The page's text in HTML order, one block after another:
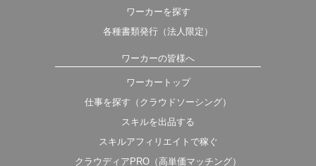
ワーカーを探す
各種書類発行（法人限定）
ワーカーの皆様へ
ワーカートップ
仕事を探す（クラウドソーシング）
スキルを出品する
スキルアフィリエイトで稼ぐ
クラウディアPRO（高単価マッチング）